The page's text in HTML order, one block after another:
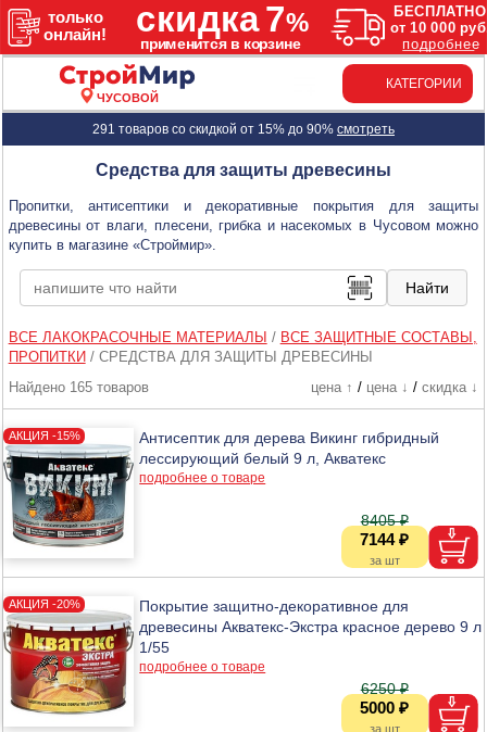
ЧУСОВОЙ
КАТЕГОРИИ
291 товаров со скидкой от 15% до 90% смотреть
Средства для защиты древесины
Пропитки, антисептики и декоративные покрытия для защиты
древесины от влаги, плесени, грибка и насекомых в Чусовом можно
купить в магазине «Строймир».
ВСЕ ЛАКОКРАСОЧНЫЕ МАТЕРИАЛЫ / ВСЕ ЗАЩИТНЫЕ СОСТАВЫ,
ПРОПИТКИ / СРЕДСТВА ДЛЯ ЗАЩИТЫ ДРЕВЕСИНЫ
Найдено 165 товаров
цена ↑ / цена ↓ / скидка ↓
Антисептик для дерева Викинг гибридный
лессирующий белый 9 л, Акватекс
подробнее о товаре
7144 ₽
8405 ₽
Покрытие защитно-декоративное для
древесины Акватекс-Экстра красное дерево 9 л
1/55
подробнее о товаре
5000 ₽
6250 ₽